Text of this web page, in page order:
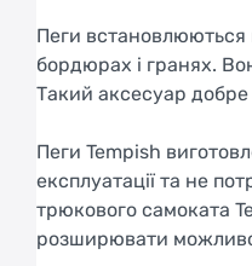
Пеги встановлюються
бордюрах і гранях.
Такий аксесуар добре
Пеги Tempish
експлуатації та не
трюкового самоката
розширювати